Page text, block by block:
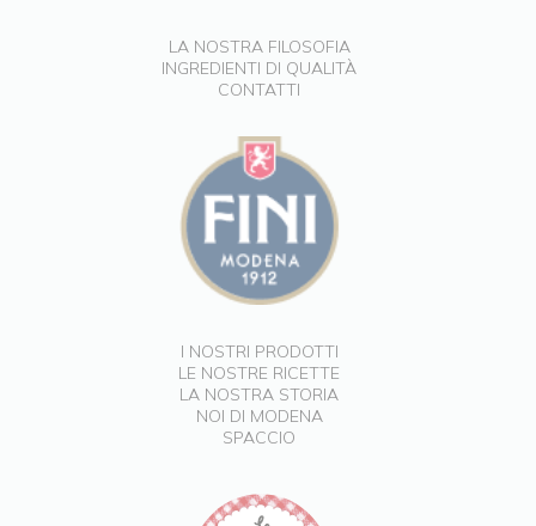
LA NOSTRA FILOSOFIA
INGREDIENTI DI QUALITÀ
CONTATTI
I NOSTRI PRODOTTI
LE NOSTRE RICETTE
LA NOSTRA STORIA
NOI DI MODENA
SPACCIO